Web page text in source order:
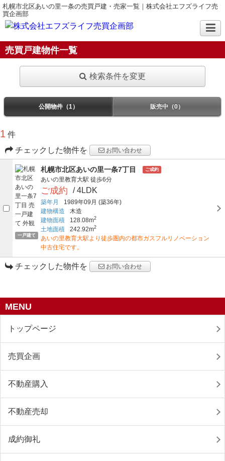
札幌市北区あいの里一条の売買戸建・売家一覧｜株式会社エフズライフ売
買企画部
売買戸建物件一覧
検索条件を変更
公開物件（1） 販売中（0）
1 件
チェックした物件を
お問い合わせ
一戸建て
札幌市北区あいの里一条7丁目 ご成約
あいの里教育大駅 徒歩6分
ご成約 / 4LDK
築年月 1989年09月 (築36年)
建物構造
木造
建物面積
128.08m2
土地面積 242.92m2
あいの里教育大駅より徒歩圏内の都市ガスフルリノベーション
中古住宅です。
チェックした物件を お問い合わせ
MENU
トップページ
売買企画
不動産購入
不動産売却
成約御礼